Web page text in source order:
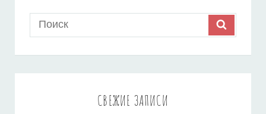
СНИЗИТЬ
Search
for:
СВЕЖИЕ ЗАПИСИ